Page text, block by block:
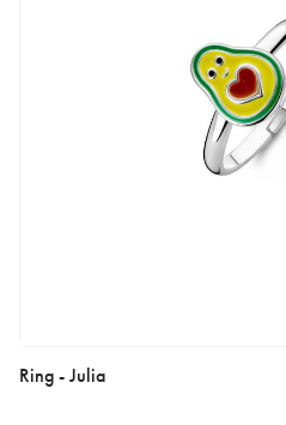
Ring - Julia